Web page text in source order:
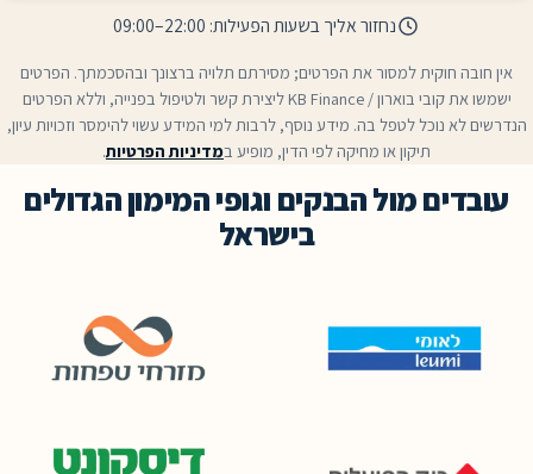
נחזור אליך בשעות הפעילות:09:00–22:00
חוקית למסור את הפרטים; מסירתם תלויה ברצונך ובהסכמתך. הפרטים
ישמשו את קובי בוארון / KB Finance ליצירת קשר ולטיפול בפנייה, וללא הפרטים
לטפל בה. מידע נוסף, לרבות למי המידע עשוי להימסר וזכויות עיון,
תיקון או מחיקה לפי הדין, מופיע במדיניות הפרטיות.
מול הבנקים וגופי המימון הגדולים
בישראל